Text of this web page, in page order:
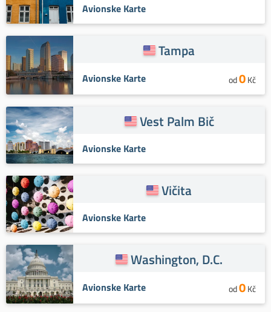
Avionske Karte
Tampa
Avionske Karte od0Kč
Vest Palm Bič
Avionske Karte
Vičita
Avionske Karte
Washington, D.C.
Avionske Karte od0Kč